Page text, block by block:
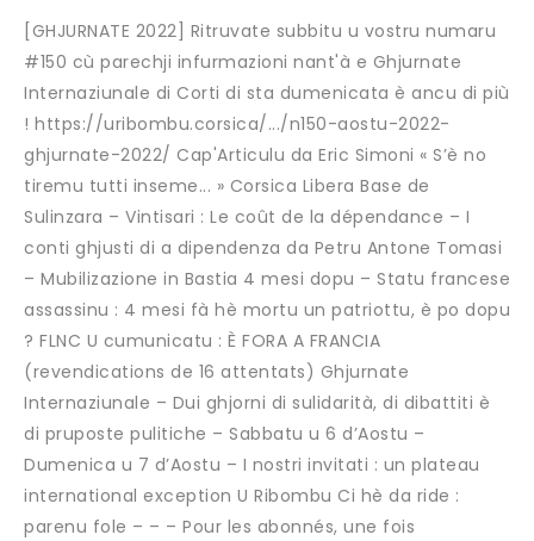
[GHJURNATE 2022] Ritruvate subbitu u vostru numaru
#150 cù parechji infurmazioni nant'à e Ghjurnate
Internaziunale di Corti di sta dumenicata è ancu di più
! https://uribombu.corsica/.../n150-aostu-2022-
ghjurnate-2022/ Cap'Articulu da Eric Simoni « S’è no
tiremu tutti inseme... » Corsica Libera Base de
Sulinzara – Vintisari : Le coût de la dépendance – I
conti ghjusti di a dipendenza da Petru Antone Tomasi
– Mubilizazione in Bastia 4 mesi dopu – Statu francese
assassinu : 4 mesi fà hè mortu un patriottu, è po dopu
? FLNC U cumunicatu : È FORA A FRANCIA
(revendications de 16 attentats) Ghjurnate
Internaziunale – Dui ghjorni di sulidarità, di dibattiti è
di pruposte pulitiche – Sabbatu u 6 d’Aostu –
Dumenica u 7 d’Aostu – I nostri invitati : un plateau
international exception U Ribombu Ci hè da ride :
parenu fole – – – Pour les abonnés, une fois